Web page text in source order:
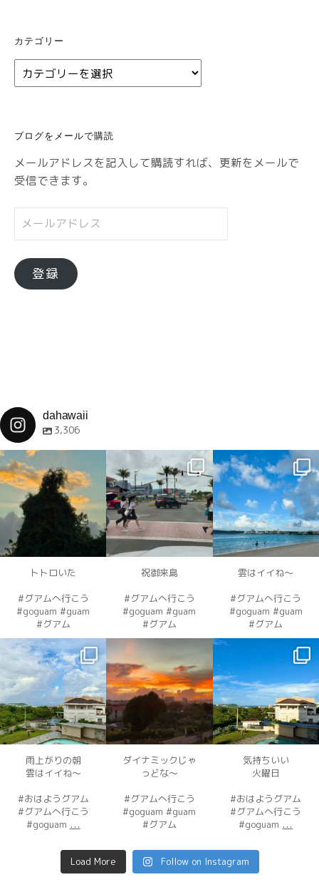
カテゴリー
カ
テ
ー
ブログをメールで購読
メールアドレスを記入して購読すれば、更新をメールで
受信できます。
ー
ア
ド
登録
dahawaii
3,306
トトロいた
#グアムへ行こう
#goguam #guam
#グアム
dahawaii
12月 4
祝御来島
#グアムへ行こう
#goguam #guam
#グアム
dahawaii
12月 4
雲はイイね〜
#グアムへ行こう
#goguam #guam
#グアム
dahawaii
12月 3
雨上がりの朝
雲はイイね〜
#おはようグアム
#グアムへ行こう
#goguam ...
dahawaii
12月 3
ダイナミックじゃ
っどな〜
#グアムへ行こう
#goguam #guam
#グアム
12月 2
気持ちいい
火曜日
#おはようグアム
#グアムへ行こう
#goguam ...
Load More Follow on Instagram